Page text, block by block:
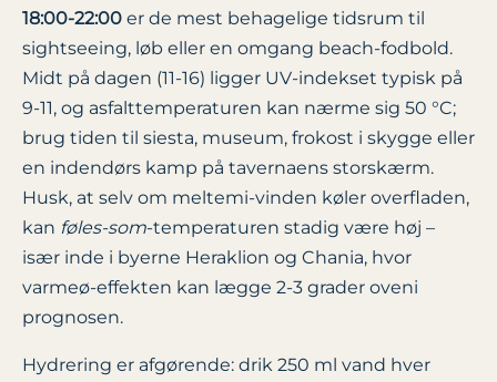
18:00-22:00 er de mest behagelige tidsrum til
sightseeing, løb eller en omgang beach-fodbold.
Midt på dagen (11-16) ligger UV-indekset typisk på
9-11, og asfalttemperaturen kan nærme sig 50 °C;
brug tiden til siesta, museum, frokost i skygge eller
en indendørs kamp på tavernaens storskærm.
Husk, at selv om meltemi-vinden køler overfladen,
kan føles-som-temperaturen stadig være høj –
især inde i byerne Heraklion og Chania, hvor
varmeø-effekten kan lægge 2-3 grader oveni
prognosen.
Hydrering er afgørende: drik 250 ml vand hver